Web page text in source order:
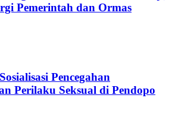
Pemerintah dan Ormas
Pencegahan
Perilaku Seksual di Pendopo